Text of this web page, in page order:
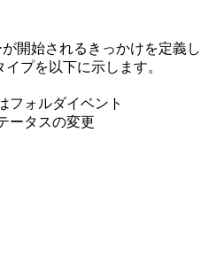
開始されるきっかけを定義し
プを以下に示します。
フォルダイベント
ータスの変更